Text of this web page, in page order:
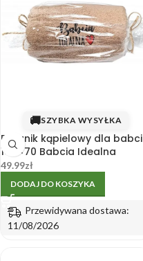
🚚SZYBKA WYSYŁKA
Ręcznik kąpielowy dla babci
140×70 Babcia Idealna
49.99zł
DODAJ DO KOSZYKA
Przewidywana dostawa:
11/08/2026